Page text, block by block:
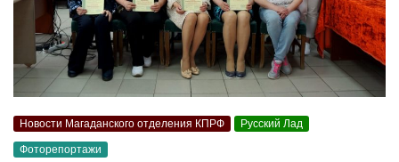
Новости Магаданского отделения КПРФ
Русский Лад
Фоторепортажи